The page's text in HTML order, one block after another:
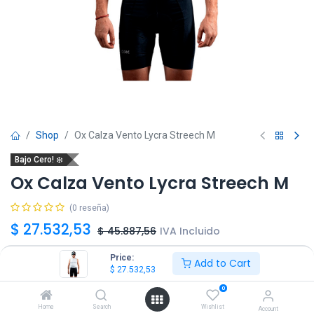
Price:
$ 27.532,53 Add to Cart
Home Search
0
Wishlist Account
Shop Ox Calza Vento Lycra Streech M
Bajo Cero! ❄️
Ox Calza Vento Lycra Streech M
(0 reseña)
$ 27.532,53 $45.887,56 IVA Incluido